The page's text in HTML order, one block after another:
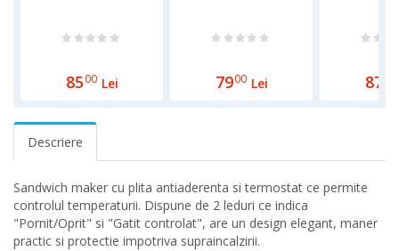
8500 Lei 7900 Lei 87
Descriere
Sandwich maker cu plita antiaderenta si termostat ce permite
controlul temperaturii. Dispune de 2 leduri ce indica
"Pornit/Oprit" si "Gatit controlat", are un design elegant, maner
practic si protectie impotriva supraincalzirii.